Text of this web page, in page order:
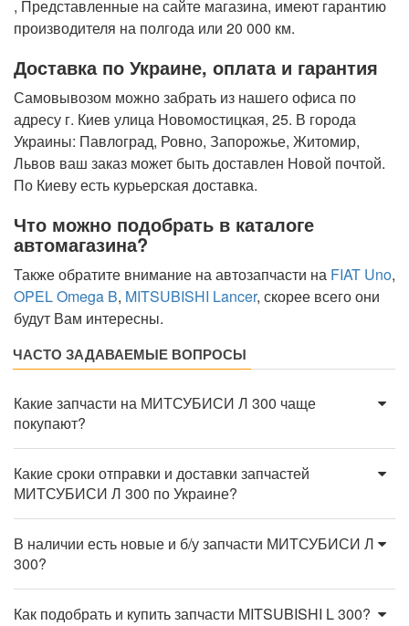
, Представленные на сайте магазина, имеют гарантию
производителя на полгода или 20 000 км.
Доставка по Украине, оплата и гарантия
Самовывозом можно забрать из нашего офиса по
адресу г. Киев улица Новомостицкая, 25. В города
Украины: Павлоград, Ровно, Запорожье, Житомир,
Львов ваш заказ может быть доставлен Новой почтой.
По Киеву есть курьерская доставка.
Что можно подобрать в каталоге
автомагазина?
Также обратите внимание на автозапчасти на FIAT Uno,
OPEL Omega B, MITSUBISHI Lancer, скорее всего они
будут Вам интересны.
ЧАСТО ЗАДАВАЕМЫЕ ВОПРОСЫ
Какие запчасти на МИТСУБИСИ Л 300 чаще
покупают?
Какие сроки отправки и доставки запчастей
МИТСУБИСИ Л 300 по Украине?
В наличии есть новые и б/у запчасти МИТСУБИСИ Л
300?
Как подобрать и купить запчасти MITSUBISHI L 300?